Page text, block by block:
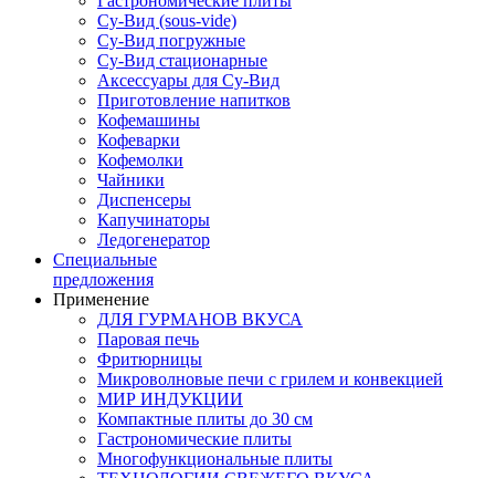
Су-Вид (sous-vide)
Су-Вид погружные
Су-Вид стационарные
Аксессуары для Су-Вид
Приготовление напитков
Кофемашины
Кофеварки
Кофемолки
Чайники
Диспенсеры
Капучинаторы
Ледогенератор
Специальные
предложения
Применение
ДЛЯ ГУРМАНОВ ВКУСА
Паровая печь
Фритюрницы
Микроволновые печи с грилем и конвекцией
МИР ИНДУКЦИИ
Компактные плиты до 30 см
Гастрономические плиты
Многофункциональные плиты